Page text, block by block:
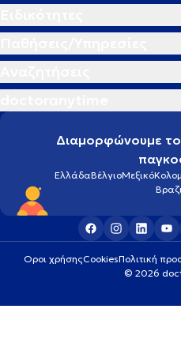
Διαμορφώνουμε το
ΕλλάδαΒέλγιοΜεξικό
Οροι χρήσηςCookiesΠολιτική
© 2026